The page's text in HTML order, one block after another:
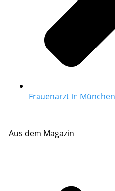
Frauenarzt in München
Aus dem Magazin